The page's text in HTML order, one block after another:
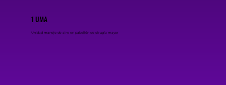
1 UMA
Unidad manejo de aire en pabellón de cirugía mayor